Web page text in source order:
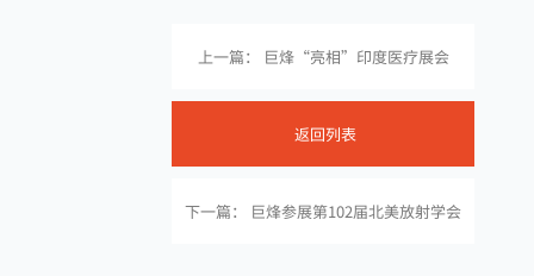
上一篇： 巨烽“亮相”印度医疗展会
返回列表
下一篇： 巨烽参展第102届北美放射学会